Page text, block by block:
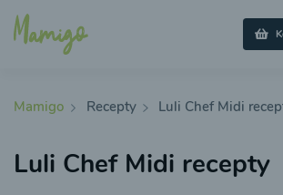
Mamigo Recepty Luli Chef Midi
Luli Chef Midi recepty